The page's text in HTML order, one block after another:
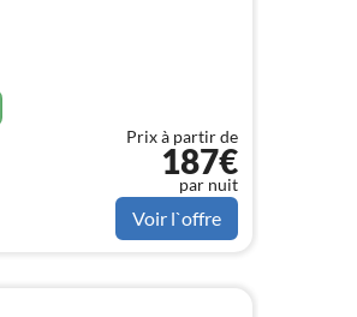
Prix à partir de
187€
par nuit
Voir l`offre